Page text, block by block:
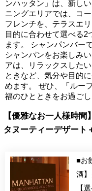
ンハッタン」は、新し
ニングエリアでは、コ
フレンチを、テラスエ
目的に合わせて選べる2
ます。 シャンパンバー
シャンパンをお楽しみ
アは、リラックスした
ときなど、気分や目的
めます。 ぜひ、「ルー
福のひとときをお過ごし
【優雅なお一人様時
タヌーティーデザート
■お
酒
【